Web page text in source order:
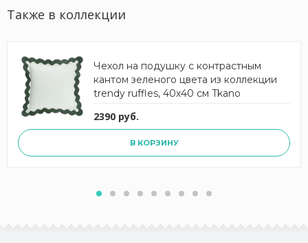
Также в коллекции
Чехол на подушку с контрастным
кантом зеленого цвета из коллекции
trendy ruffles, 40х40 см Tkano
2390 руб.
В КОРЗИНУ